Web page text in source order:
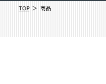
TOP 商品